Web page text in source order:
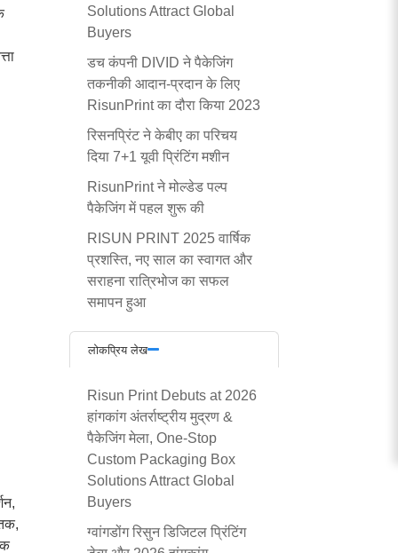
Solutions Attract Global
Buyers
डच कंपनी DIVID ने पैकेजिंग
तकनीकी आदान-प्रदान के लिए
RisunPrint का दौरा किया 2023
रिसनप्रिंट ने केबीए का परिचय
दिया 7+1 यूवी प्रिंटिंग मशीन
RisunPrint ने मोल्डेड पल्प
पैकेजिंग में पहल शुरू की
RISUN PRINT 2025 वार्षिक
प्रशस्ति, नए साल का स्वागत और
सराहना रात्रिभोज का सफल
समापन हुआ
लोकप्रिय लेख
Risun Print Debuts at2026
हांगकांग अंतर्राष्ट्रीय मुद्रण &
पैकेजिंग मेला, One-Stop
Custom Packaging Box
Solutions Attract Global
Buyers
ग्वांगडोंग रिसुन डिजिटल प्रिंटिंग